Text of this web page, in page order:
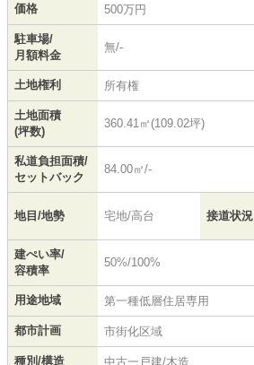
価格 500万円
駐車場/
月額料金
無/-
土地権利 所有権
土地面積
(坪数)
360.41㎡(109.02坪)
私道負担面積/
セットバック
84.00㎡/-
地目/地勢 宅地/高台 接道状況
建ぺい率/
容積率
50%/100%
用途地域 第一種低層住居専用
都市計画 市街化区域
種別/構造 中古一戸建/木造